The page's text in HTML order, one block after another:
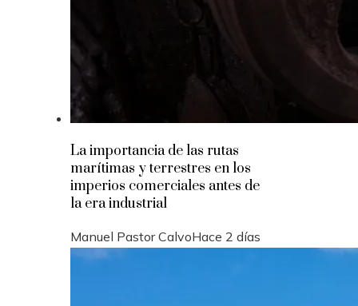
La importancia de las rutas
marítimas y terrestres en los
imperios comerciales antes de
la era industrial
Manuel Pastor CalvoHace 2 días